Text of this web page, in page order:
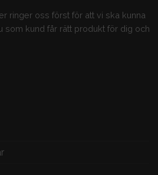
ringer oss först för att vi ska kunna
som kund får rätt produkt för dig och